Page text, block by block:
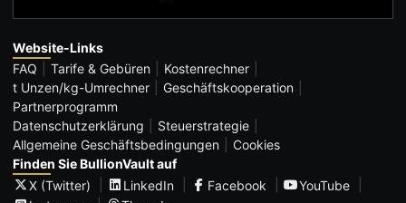
Website-Links
FAQ
Tarife & Gebüren
Kostenrechner
t Unzen/kg-Umrechner
Geschäftskooperation
Partnerprogramm
Datenschutzerklärung
Steuerstrategie
Allgemeine Geschäftsbedingungen
Cookies
Finden Sie BullionVault auf
X (Twitter)
LinkedIn Facebook
YouTube